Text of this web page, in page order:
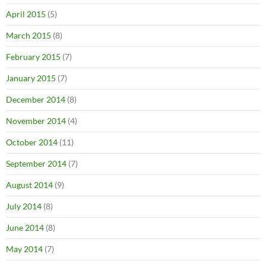
April 2015 (5)
March 2015 (8)
February 2015 (7)
January 2015 (7)
December 2014 (8)
November 2014 (4)
October 2014 (11)
September 2014 (7)
August 2014 (9)
July 2014 (8)
June 2014 (8)
May 2014 (7)